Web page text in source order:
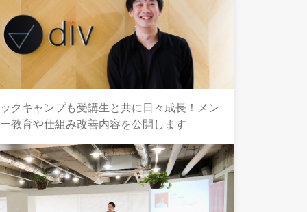
クキャンプも受講生と共に日々成長！メン
教育や仕組み改善内容を公開します